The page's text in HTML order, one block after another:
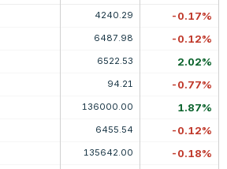
4240.29 -0.17%
6487.98 -0.12%
6522.53 2.02%
94.21 -0.77%
136000.00 1.87%
6455.54 -0.12%
135642.00 -0.18%